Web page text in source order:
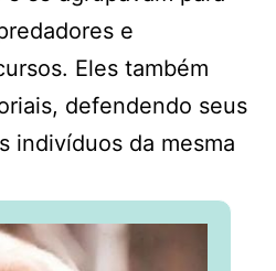
e
Eles também
defendendo seus
indivíduos da mesma